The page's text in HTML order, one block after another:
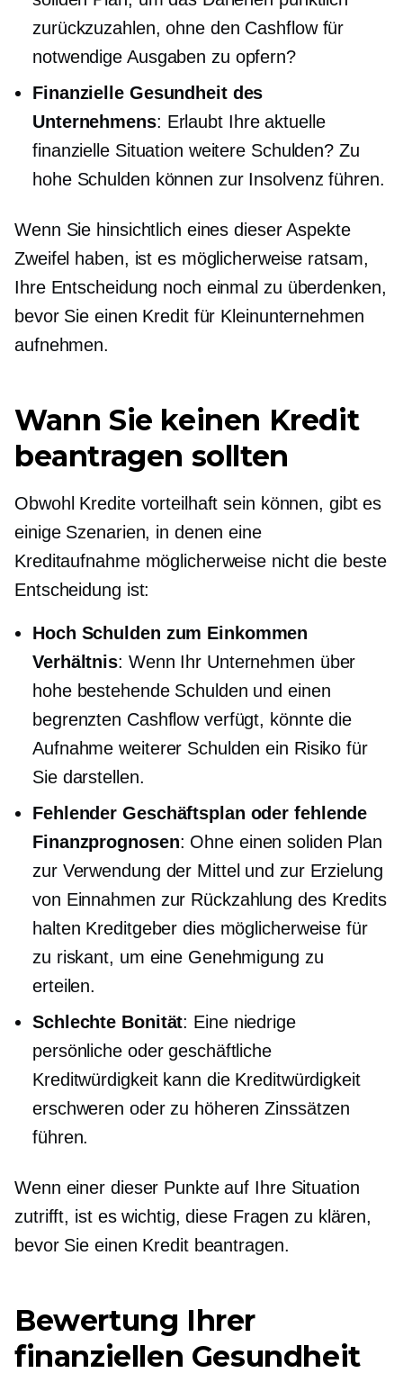
zurückzuzahlen, ohne den Cashflow für
notwendige Ausgaben zu opfern?
Finanzielle Gesundheit des
Unternehmens: Erlaubt Ihre aktuelle
finanzielle Situation weitere Schulden? Zu
hohe Schulden können zur Insolvenz führen.
Wenn Sie hinsichtlich eines dieser Aspekte
Zweifel haben, ist es möglicherweise ratsam,
Ihre Entscheidung noch einmal zu überdenken,
bevor Sie einen Kredit für Kleinunternehmen
aufnehmen.
Wann Sie keinen Kredit
beantragen sollten
Obwohl Kredite vorteilhaft sein können, gibt es
einige Szenarien, in denen eine
Kreditaufnahme möglicherweise nicht die beste
Entscheidung ist:
Hoch Schulden zum Einkommen
Verhältnis: Wenn Ihr Unternehmen über
hohe bestehende Schulden und einen
begrenzten Cashflow verfügt, könnte die
Aufnahme weiterer Schulden ein Risiko für
Sie darstellen.
Fehlender Geschäftsplan oder fehlende
Finanzprognosen: Ohne einen soliden Plan
zur Verwendung der Mittel und zur Erzielung
von Einnahmen zur Rückzahlung des Kredits
halten Kreditgeber dies möglicherweise für
zu riskant, um eine Genehmigung zu
erteilen.
Schlechte Bonität: Eine niedrige
persönliche oder geschäftliche
Kreditwürdigkeit kann die Kreditwürdigkeit
erschweren oder zu höheren Zinssätzen
führen.
Wenn einer dieser Punkte auf Ihre Situation
zutrifft, ist es wichtig, diese Fragen zu klären,
bevor Sie einen Kredit beantragen.
Bewertung Ihrer
finanziellen Gesundheit